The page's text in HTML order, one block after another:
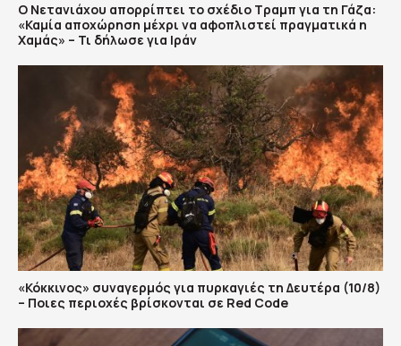
Ο Νετανιάχου απορρίπτει το σχέδιο Τραμπ για τη Γάζα:
«Καμία αποχώρηση μέχρι να αφοπλιστεί πραγματικά η
Χαμάς» – Τι δήλωσε για Ιράν
«Κόκκινος» συναγερμός για πυρκαγιές τη Δευτέρα (10/8)
– Ποιες περιοχές βρίσκονται σε Red Code